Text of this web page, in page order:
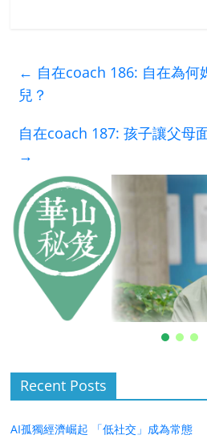
← 自在coach 186: 自在為何
兒？
自在coach 187: 孩子讓父母
→
Recent Posts
AI孤獨經濟崛起 「低社交」成為常態